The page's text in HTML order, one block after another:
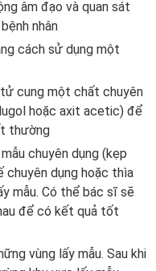
âm đạo và quan sát
nhân
cách sử dụng một
cung một chất chuyên
hoặc axit acetic) để
thường
chuyên dụng (kẹp
chuyên dụng hoặc thìa
mẫu. Có thể bác sĩ sẽ
để có kết quả tốt
vùng lấy mẫu. Sau khi